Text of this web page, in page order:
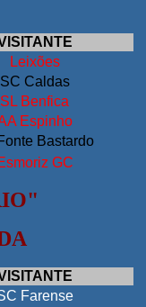
Leixões
SC Caldas
SL Benfica
Espinho
Bastardo
GC
Farense